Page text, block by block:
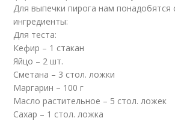
Для выпечки пирога нам понадобятся
ингредиенты:
Для теста:
Кефир – 1 стакан
Яйцо – 2 шт.
Сметана – 3 стол. ложки
Маргарин – 100 г
Масло растительное – 5 стол. ложек
Сахар – 1 стол. ложка